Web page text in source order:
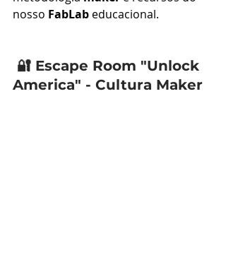
nosso FabLab educacional.
🔐 Escape Room "Unlock
America" - Cultura Maker